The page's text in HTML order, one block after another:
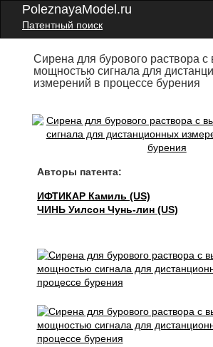
PoleznayaModel.ru
Патентный поиск
Сирена для бурового раствора с
мощностью сигнала для
измерений в процессе бурения
Авторы патента:
ИФТИКАР Камиль (US)
ЧИНЬ Уилсон Чунь-лин (US)